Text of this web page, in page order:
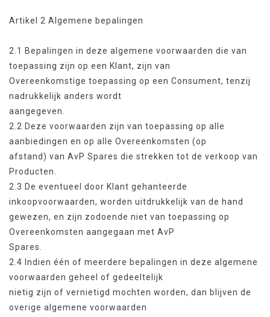
Artikel 2 Algemene bepalingen
2.1 Bepalingen in deze algemene voorwaarden die van
toepassing zijn op een Klant, zijn van
Overeenkomstige toepassing op een Consument, tenzij
nadrukkelijk anders wordt
aangegeven.
2.2 Deze voorwaarden zijn van toepassing op alle
aanbiedingen en op alle Overeenkomsten (op
afstand) van AvP Spares die strekken tot de verkoop van
Producten.
2.3 De eventueel door Klant gehanteerde
inkoopvoorwaarden, worden uitdrukkelijk van de hand
gewezen, en zijn zodoende niet van toepassing op
Overeenkomsten aangegaan met AvP
Spares.
2.4 Indien één of meerdere bepalingen in deze algemene
voorwaarden geheel of gedeeltelijk
nietig zijn of vernietigd mochten worden, dan blijven de
overige algemene voorwaarden